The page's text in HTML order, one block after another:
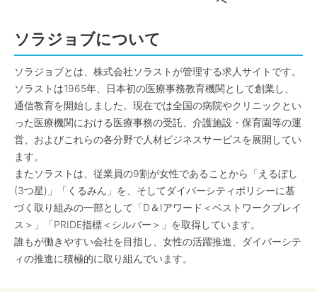
ソラジョブについて
ソラジョブとは、株式会社ソラストが管理する求人サイトです。
ソラストは1965年、日本初の医療事務教育機関として創業し、
通信教育を開始しました。現在では全国の病院やクリニックとい
った医療機関における医療事務の受託、介護施設・保育園等の運
営、およびこれらの各分野で人材ビジネスサービスを展開してい
ます。
またソラストは、従業員の9割が女性であることから「えるぼし
(3つ星)」「くるみん」を、そしてダイバーシティポリシーに基
づく取り組みの一部として「D＆Iアワード＜ベストワークプレイ
ス＞」「PRIDE指標＜シルバー＞」を取得しています。
誰もが働きやすい会社を目指し、女性の活躍推進、ダイバーシテ
ィの推進に積極的に取り組んでいます。